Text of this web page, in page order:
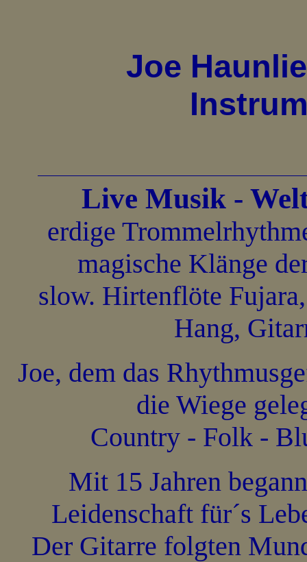
Joe
Live Musik -
erdige
magische Klänge
slow. Hirtenflöte
Hang,
Joe, dem das
die Wiege
Country - Folk -
Mit 15 Jahren
Leidenschaft für´s
Der Gitarre folgten